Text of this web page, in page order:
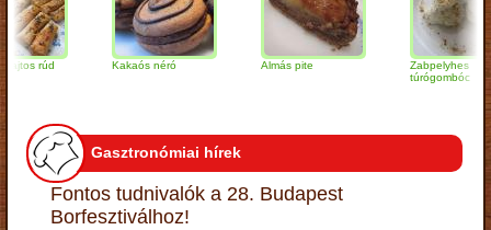
rúd Kakaós néró Almás pite
Zabpelyhes
túrógombóc
Gasztronómiai hírek
Fontos tudnivalók a 28. Budapest
Borfesztiválhoz!